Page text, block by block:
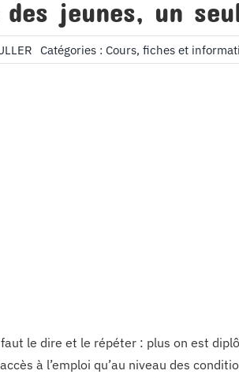
des jeunes, un
Catégories : Cours, fiches et
le dire et le répéter : plus on est
à l’emploi qu’au niveau des